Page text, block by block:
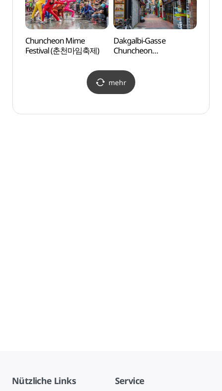
Chuncheon Mime
Festival (춘천마임축제)
Dakgalbi-Gasse
Chuncheon
닭갈비 골목)
mehr
Nützliche Links Service